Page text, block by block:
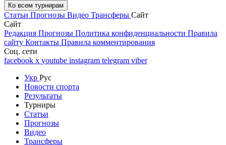
Ко всем турнирам
Статьи Прогнозы Видео Трансферы Сайт
Сайт
Редакция Прогнозы Политика конфиденциальности Правила
сайту Контакты Правила комментирования
Соц. сети
facebook x youtube instagram telegram viber
Укр Рус
Новости спорта
Результаты
Турниры
Статьи
Прогнозы
Видео
Трансферы